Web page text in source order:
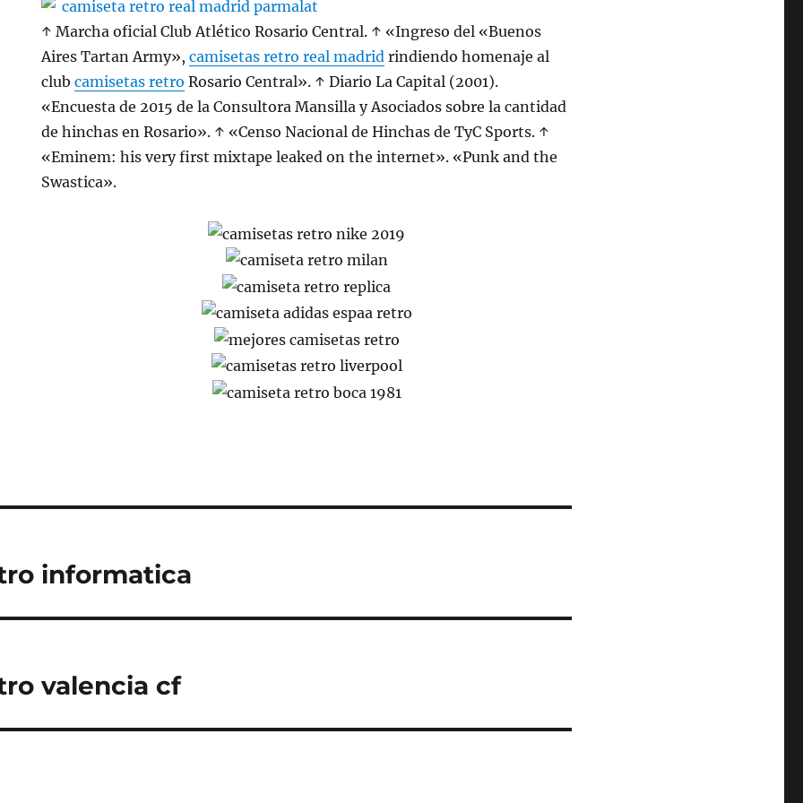
↑ Marcha oficial Club Atlético Rosario Central. ↑ «Ingreso del «Buenos
Aires Tartan Army»,camisetas retro real madrid rindiendo homenaje al
clubcamisetas retro Rosario Central». ↑ Diario La Capital (2001).
«Encuesta de 2015 de la Consultora Mansilla y Asociados sobre la cantidad
de hinchas en Rosario». ↑ «Censo Nacional de Hinchas de TyC Sports. ↑
«Eminem: his very first mixtape leaked on the internet». «Punk and the
Swastica».
informatica
valencia cf